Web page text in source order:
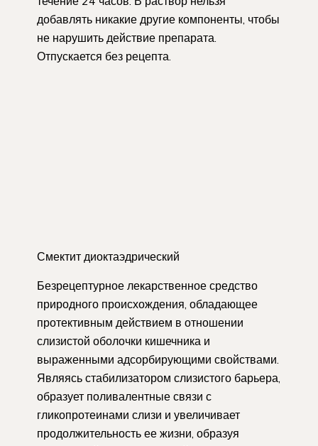
добавлять никакие другие компоненты, чтобы
не нарушить действие препарата.
Отпускается без ­рецепта.
Смектит диоктаэдрический
Безрецептурное лекарственное средство
природного происхождения, обладающее
протективным действием в отношении
слизистой оболочки кишечника и
выраженными адсорбирующими свойствами.
Являясь стабилизатором слизистого барьера,
образует поливалентные связи с
гликопротеинами слизи и увеличивает
продолжительность ее жизни, образуя